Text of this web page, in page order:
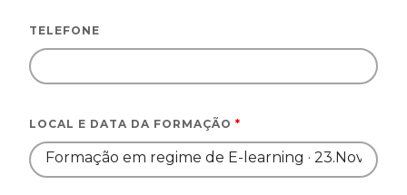
TELEFONE
LOCAL E DATA DA FORMAÇÃO *